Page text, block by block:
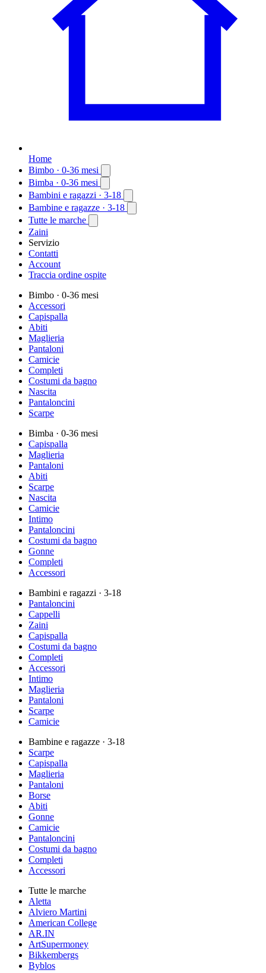
Home
Bimbo · 0-36 mesi
Bimba · 0-36 mesi
Bambini e ragazzi · 3-18
Bambine e ragazze · 3-18
Tutte le marche
Zaini
Servizio
Contatti
Account
Traccia ordine ospite
Bimbo · 0-36 mesi
Accessori
Capispalla
Abiti
Maglieria
Pantaloni
Camicie
Completi
Costumi da bagno
Nascita
Pantaloncini
Scarpe
Bimba · 0-36 mesi
Capispalla
Maglieria
Pantaloni
Abiti
Scarpe
Nascita
Camicie
Intimo
Pantaloncini
Costumi da bagno
Gonne
Completi
Accessori
Bambini e ragazzi · 3-18
Pantaloncini
Cappelli
Zaini
Capispalla
Costumi da bagno
Completi
Accessori
Intimo
Maglieria
Pantaloni
Scarpe
Camicie
Bambine e ragazze · 3-18
Scarpe
Capispalla
Maglieria
Pantaloni
Borse
Abiti
Gonne
Camicie
Pantaloncini
Costumi da bagno
Completi
Accessori
Tutte le marche
Aletta
Alviero Martini
American College
AR.IN
ArtSupermoney
Bikkembergs
Byblos